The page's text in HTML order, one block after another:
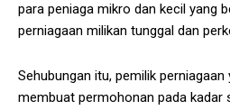
para peniaga mikro dan kecil yang
perniagaan milikan tunggal dan
Sehubungan itu, pemilik
membuat permohonan pada kadar